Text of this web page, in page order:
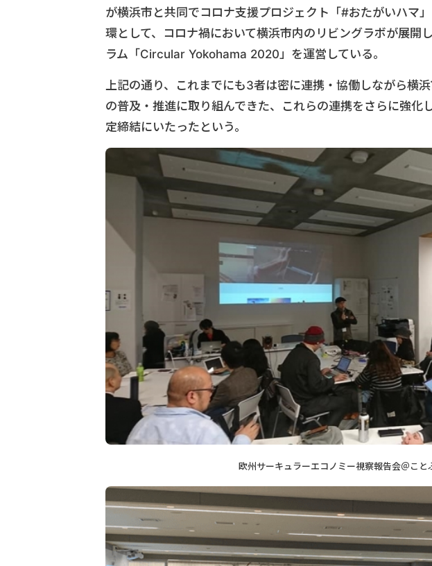
が横浜市と共同でコロナ支援プロジェクト「#おたがいハマ
環として、コロナ禍において横浜市内のリビングラボが展開
ラム「Circular Yokohama 2020」を運営している。
上記の通り、これまでにも3者は密に連携・協働しながら横
の普及・推進に取り組んできた、これらの連携をさらに強化
定締結にいたったという。
欧州サーキュラーエコノミー視察報告会＠こと